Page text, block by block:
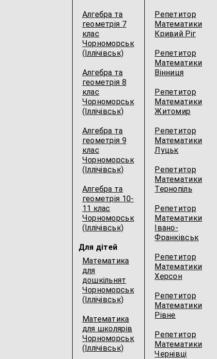
Алгебра та
геометрія 7
клас
Чорноморськ
(Іллічівськ)
Алгебра та
геометрія 8
клас
Чорноморськ
(Іллічівськ)
Алгебра та
геометрія 9
клас
Чорноморськ
(Іллічівськ)
Алгебра та
геометрія 10-
11 клас
Чорноморськ
(Іллічівськ)
Для дітей
Математика
для
дошкільнят
Чорноморськ
(Іллічівськ)
Математика
для школярів
Чорноморськ
(Іллічівськ)
Репетитор
Математики
Кривий Ріг
Репетитор
Математики
Вінниця
Репетитор
Математики
Житомир
Репетитор
Математики
Луцьк
Репетитор
Математики
Тернопіль
Репетитор
Математики
Івано-
Франківськ
Репетитор
Математики
Херсон
Репетитор
Математики
Рівне
Репетитор
Математики
Чернівці